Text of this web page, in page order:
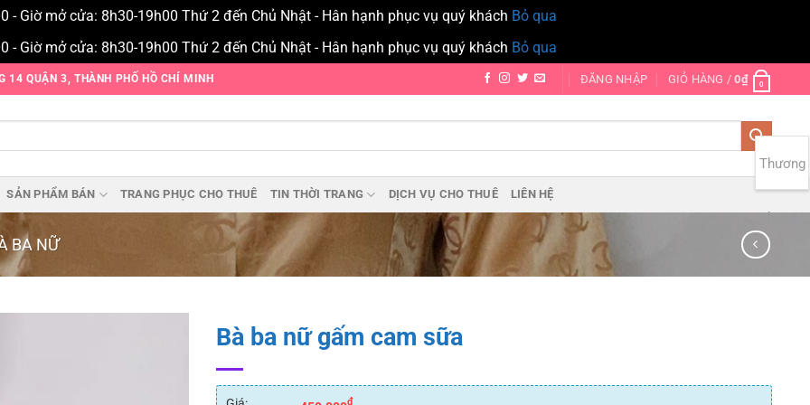
- Giờ mở cửa: 8h30-19h00 Thứ 2 đến Chủ Nhật - Hân hạnh phục vụ quý khách Bỏ qua
- Giờ mở cửa: 8h30-19h00 Thứ 2 đến Chủ Nhật - Hân hạnh phục vụ quý khách Bỏ qua
QUẬN 3, THÀNH PHỐ HỒ CHÍ MINH ĐĂNG NHẬP GIỎ HÀNG /0₫ 0
SẢN PHẨM BÁN TRANG PHỤC CHO THUÊ TIN THỜI TRANG DỊCH VỤ CHO THUÊ LIÊN HỆ
BA NỮ
Bà ba nữ gấm cam sữa
₫
Thương
hiệu: